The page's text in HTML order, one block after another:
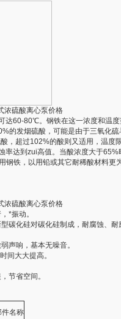
浓硫酸离心泵价格
达60-80℃。钢铁在这一浓度和温度
的发烟硫酸，可能是由于三氧化硫
，超过102%的酸则又适用，温度
达到zui高值。当酸浓度大于65%
钢铁，以用铅或其它耐稀酸材料更
浓硫酸离心泵价格
*振动。
碳化硅对碳化硅制成，耐腐蚀、耐
声响，基本无噪音。
间大大提高。
节省空间。
件名称